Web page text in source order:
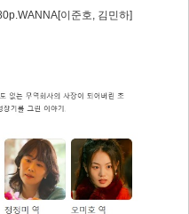
이준호, 김민하]